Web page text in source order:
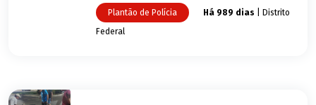
Plantão de Polícia Há 989 dias | Distrito
Federal